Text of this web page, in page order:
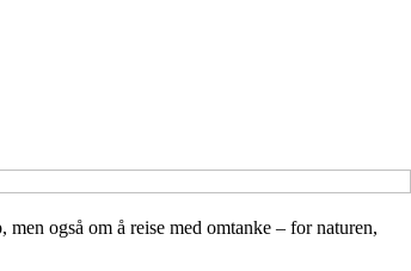
også om å reise med omtanke – for naturen,